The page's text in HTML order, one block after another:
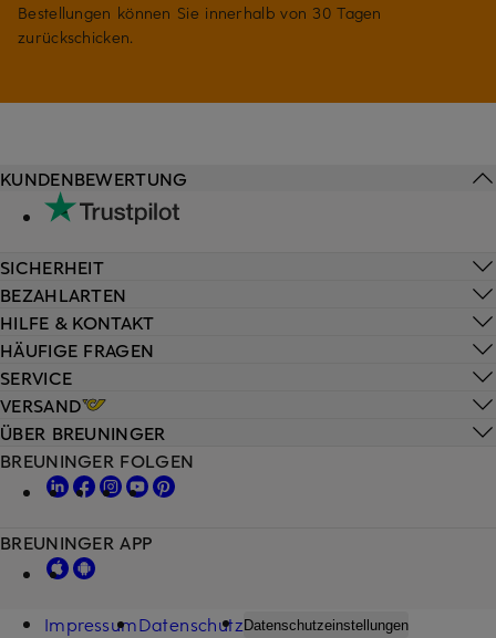
Bestellungen können Sie innerhalb von 30 Tagen
zurückschicken.
HILFE & KONTAKT
HÄUFIGE FRAGEN
SERVICE
VERSAND
KUNDENBEWERTUNG
SICHERHEIT
BEZAHLARTEN
ÜBER BREUNINGER
BREUNINGER FOLGEN
BREUNINGER APP
ImpressumDatenschutz Datenschutzeinstellungen